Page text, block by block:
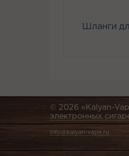
Шланги
© 2026 «Kalyan-
электронных
info@kalyan-vape.ru